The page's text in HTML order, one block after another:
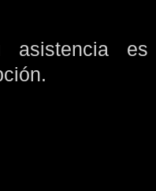
asistencia